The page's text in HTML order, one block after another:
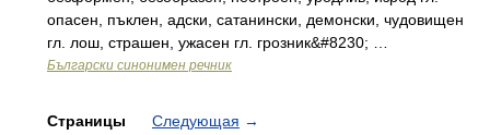
опасен, пъклен, адски, сатанински, демонски, чудовищен
гл. лош, страшен, ужасен гл. грозник&#8230; …
Български синонимен речник
Страницы Следующая →